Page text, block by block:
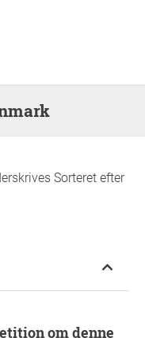
Sorteret efter